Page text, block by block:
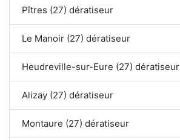
Pîtres (27) dératiseur
Le Manoir (27) dératiseur
Heudreville-sur-Eure (27) dératiseur
Alizay (27) dératiseur
Montaure (27) dératiseur